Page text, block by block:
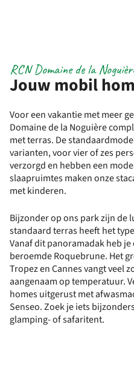
Jouw mobil
RCN Domaine de la
Voor een vakantie met meer
Domaine de la Noguière
met terras. De
varianten, voor vier of zes
verzorgd en hebben een
slaapruimtes maken onze
met kinderen.
Bijzonder op ons park zijn de
standaard terras heeft het
Vanaf dit panoramadak heb
beroemde Roquebrune. Het
Tropez en Cannes vangt veel
aangenaam op temperatuur.
homes uitgerust met
Senseo. Zoek je iets
glamping- of safaritent.